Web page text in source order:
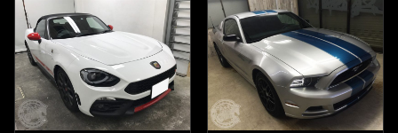
す。
りがとうございます。